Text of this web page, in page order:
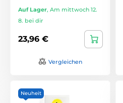
Auf Lager, Am mittwoch 12.
8. bei dir
23,96 €
Vergleichen
Neuheit